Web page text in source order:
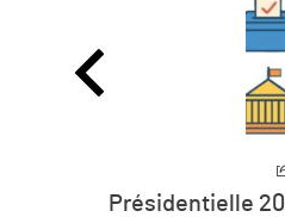
L’humanité vit